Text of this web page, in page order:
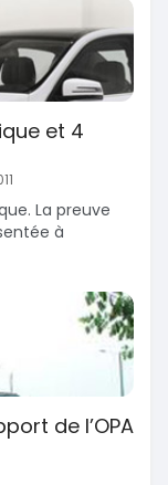
et 4
La preuve
à
de l’OPA